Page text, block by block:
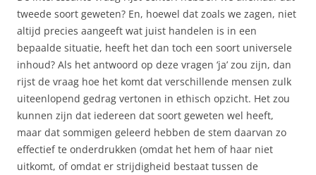
tweede soort geweten? En, hoewel dat zoals we zagen, niet
altijd precies aangeeft wat juist handelen is in een
bepaalde situatie, heeft het dan toch een soort universele
inhoud? Als het antwoord op deze vragen ‘ja’ zou zijn, dan
rijst de vraag hoe het komt dat verschillende mensen zulk
uiteenlopend gedrag vertonen in ethisch opzicht. Het zou
kunnen zijn dat iedereen dat soort geweten wel heeft,
maar dat sommigen geleerd hebben de stem daarvan zo
effectief te onderdrukken (omdat het hem of haar niet
uitkomt, of omdat er strijdigheid bestaat tussen de